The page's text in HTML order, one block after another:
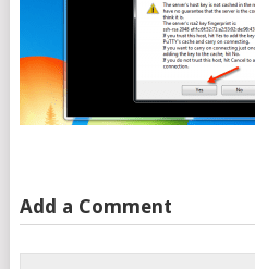
Add a Comment